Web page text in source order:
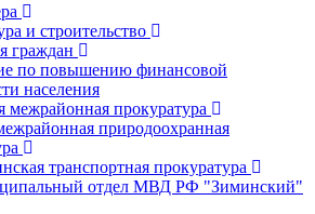
и строительство
граждан
по повышению финансовой
населения
межрайонная прокуратура
природоохранная
транспортная прокуратура
отдел МВД РФ "Зиминский"